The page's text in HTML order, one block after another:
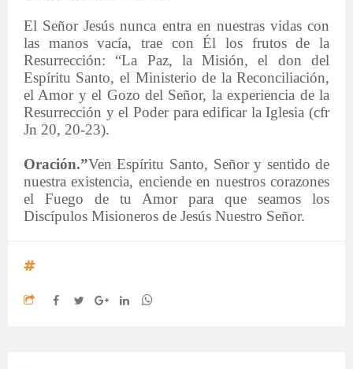
El Señor Jesús nunca entra en nuestras vidas con
las manos vacía, trae con Él los frutos de la
Resurrección: “La Paz, la Misión, el don del
Espíritu Santo, el Ministerio de la Reconciliación,
el Amor y el Gozo del Señor, la experiencia de la
Resurrección y el Poder para edificar la Iglesia (cfr
Jn 20, 20-23).
Oración.”Ven Espíritu Santo, Señor y sentido de
nuestra existencia, enciende en nuestros corazones
el Fuego de tu Amor para que seamos los
Discípulos Misioneros de Jesús Nuestro Señor.